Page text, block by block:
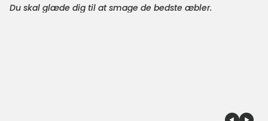
Du skal glæde dig til at smage de bedste æbler.